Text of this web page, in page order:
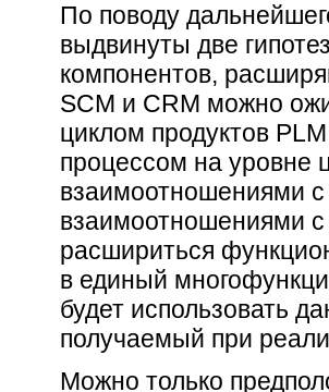
По поводу
выдвинуты две
компонентов,
SCM и CRM можно
циклом продуктов
процессом на уровне
взаимоотношениями
взаимоотношениями
расшириться
в единый
будет использовать
получаемый при
Можно только